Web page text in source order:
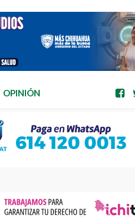
OPINIÓN